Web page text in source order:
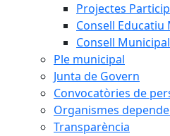
Projectes
Consell Educatiu
Consell
Ple municipal
Junta de Govern
Convocatòries de
Organismes
Transparència